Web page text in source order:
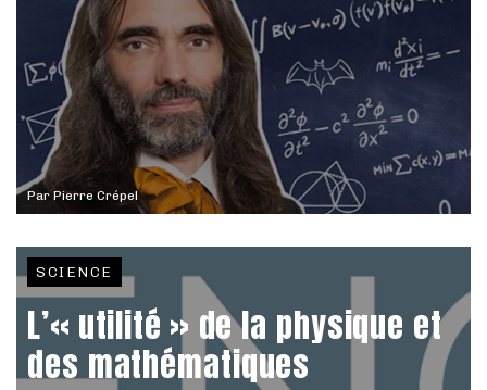
ParPierre Crépel
SCIENCE
L’« utilité » de la physique et
des mathématiques